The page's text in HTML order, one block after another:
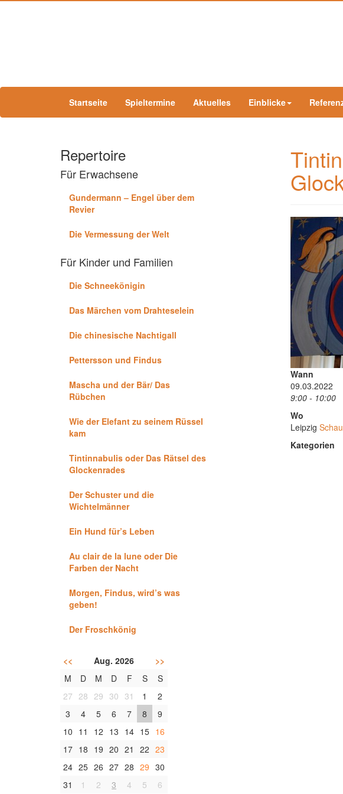
Startseite Spieltermine Aktuelles Einblicke
Repertoire
Für Erwachsene
Gundermann – Engel über dem
Revier
Die Vermessung der Welt
Für Kinder und Familien
Die Schneekönigin
Das Märchen vom Drahteselein
Die chinesische Nachtigall
Pettersson und Findus
Mascha und der Bär/ Das
Rübchen
Wie der Elefant zu seinem Rüssel
kam
Tintinnabulis oder Das Rätsel des
Glockenrades
Der Schuster und die
Wichtelmänner
Ein Hund für’s Leben
Au clair de la lune oder Die
Farben der Nacht
Morgen, Findus, wird’s was
geben!
Der Froschkönig
<< Aug. 2026
>>
M
D M D F S
S
27 28 29 30 31 1
2
3
4 5 6 7 8
9
10 11 12 13 14 15 16
17 18 19 20 21 22 23
24 25 26 27 28 29 30
31
1 2 3 4 5 6
Wann
09.03.2022
9:00 - 10:00
Wo
Leipzig
Kategorien